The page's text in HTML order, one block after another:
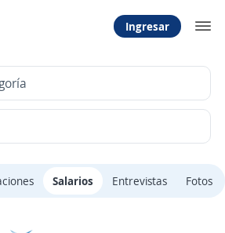
Ingresar
Salarios Entrevistas Fotos